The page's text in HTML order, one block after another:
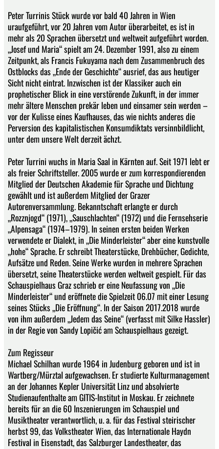
Peter Turrinis Stück wurde vor bald 40 Jahren in Wien
uraufgeführt, vor 20 Jahren vom Autor überarbeitet, es ist in
mehr als 20 Sprachen übersetzt und weltweit aufgeführt worden.
„Josef und Maria“ spielt am 24. Dezember 1991, also zu einem
Zeitpunkt, als Francis Fukuyama nach dem Zusammenbruch des
Ostblocks das „Ende der Geschichte“ ausrief, das aus heutiger
Sicht nicht eintrat. Inzwischen ist der Klassiker auch ein
prophetischer Blick in eine verstörende Zukunft, in der immer
mehr ältere Menschen prekär leben und einsamer sein werden –
vor der Kulisse eines Kaufhauses, das wie nichts anderes die
Perversion des kapitalistischen Konsumdiktats versinnbildlicht,
unter dem unsere Welt derzeit ächzt.
Peter Turrini wuchs in Maria Saal in Kärnten auf. Seit 1971 lebt er
als freier Schriftsteller. 2005 wurde er zum korrespondierenden
Mitglied der Deutschen Akademie für Sprache und Dichtung
gewählt und ist außerdem Mitglied der Grazer
Autorenversammlung. Bekanntschaft erlangte er durch
„Rozznjogd“ (1971), „Sauschlachten“ (1972) und die Fernsehserie
„Alpensaga“ (1974–1979). In seinen ersten beiden Werken
verwendete er Dialekt, in „Die Minderleister“ aber eine kunstvolle
„hohe“ Sprache. Er schreibt Theaterstücke, Drehbücher, Gedichte,
Aufsätze und Reden. Seine Werke wurden in mehrere Sprachen
übersetzt, seine Theaterstücke werden weltweit gespielt. Für das
Schauspielhaus Graz schrieb er eine Neufassung von „Die
Minderleister“ und eröffnete die Spielzeit 06.07 mit einer Lesung
seines Stücks „Die Eröffnung“. In der Saison 2017.2018 wurde
von ihm außerdem „Jedem das Seine“ (verfasst mit Silke Hassler)
in der Regie von Sandy Lopičić am Schauspielhaus gezeigt.
Zum Regisseur
Michael Schilhan wurde 1964 in Judenburg geboren und ist in
Wartberg/Mürztal aufgewachsen. Er studierte Kulturmanagement
an der Johannes Kepler Universität Linz und absolvierte
Studienaufenthalte am GITIS-Institut in Moskau. Er zeichnete
bereits für an die 60 Inszenierungen im Schauspiel und
Musiktheater verantwortlich, u. a. für das Festival steirischer
herbst 99, das Volkstheater Wien, das Internationale Haydn
Festival in Eisenstadt, das Salzburger Landestheater, das